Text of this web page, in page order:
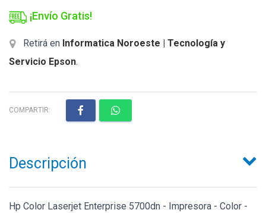
¡Envío Gratis!
Retirá en Informatica Noroeste | Tecnología y
Servicio Epson.
COMPARTIR:
Descripción
Hp Color Laserjet Enterprise 5700dn - Impresora - Color -